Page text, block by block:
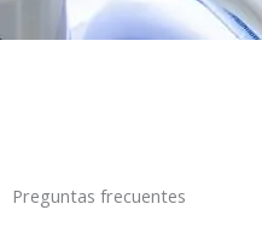
Preguntas frecuentes